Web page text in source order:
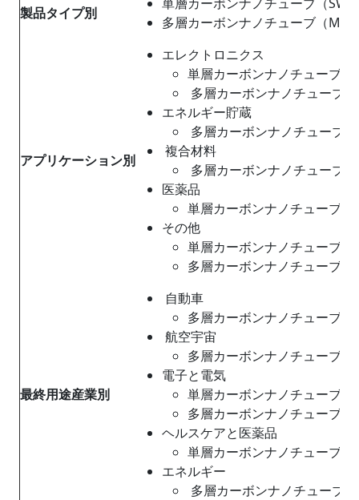
製品タイプ別
多層カーボンナノチューブ（
アプリケーション別
エレクトロニクス
単層カーボンナノチューブ
多層カーボンナノチューブ
エネルギー貯蔵
多層カーボンナノチューブ
複合材料
多層カーボンナノチューブ
医薬品
単層カーボンナノチューブ
その他
単層カーボンナノチューブ
多層カーボンナノチューブ
最終用途産業別
自動車
多層カーボンナノチューブ
航空宇宙
多層カーボンナノチューブ
電子と電気
単層カーボンナノチューブ
多層カーボンナノチューブ
ヘルスケアと医薬品
単層カーボンナノチューブ
エネルギー
多層カーボンナノチューブ